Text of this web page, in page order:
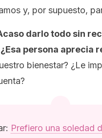
y, por supuesto,
darlo todo sin
persona aprecia
bienestar? ¿Le
Prefiero una soledad